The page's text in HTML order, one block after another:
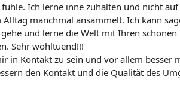
Ich lerne inne zuhalten und nicht
manchmal ansammelt. Ich kann
und lerne die Welt mit Ihren
Sehr wohltuend!!!
in Kontakt zu sein und vor allem besser
den Kontakt und die Qualität des